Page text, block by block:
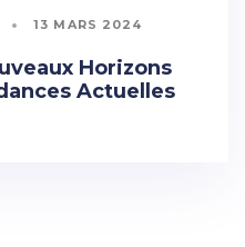
13 MARS 2024
Horizons
Actuelles